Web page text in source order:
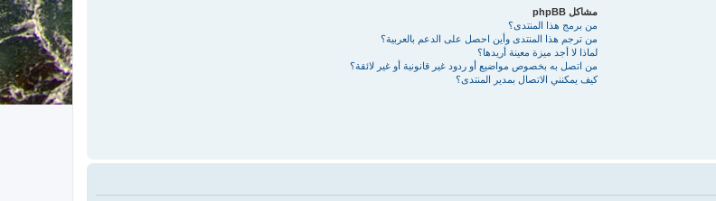
مشاكل phpBB
من برمج هذا المنتدى؟
من ترجم هذا المنتدى وأين احصل على الدعم بالعربية؟
لماذا لا أجد ميزة معينة أريدها؟
من اتصل به بخصوص مواضيع أو ردود غير قانونية أو غير لائقة؟
كيف يمكنني الاتصال بمدير المنتدى؟